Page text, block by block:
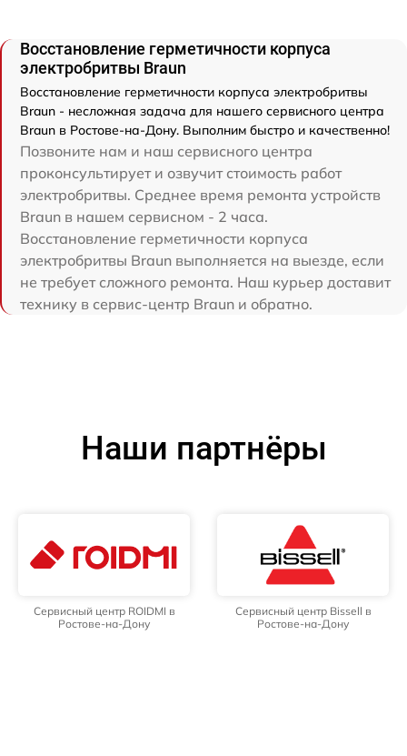
Восстановление герметичности корпуса
электробритвы Braun
Восстановление герметичности корпуса электробритвы
Braun - несложная задача для нашего сервисного центра
Braun в Ростове-на-Дону. Выполним быстро и качественно!
Позвоните нам и наш сервисного центра
проконсультирует и озвучит стоимость работ
электробритвы. Среднее время ремонта устройств
Braun в нашем сервисном - 2 часа.
Восстановление герметичности корпуса
электробритвы Braun выполняется на выезде, если
не требует сложного ремонта. Наш курьер доставит
технику в сервис-центр Braun и обратно.
Наши партнёры
Сервисный центр ROIDMI в
Ростове-на-Дону
Сервисный центр Bissell в
Ростове-на-Дону